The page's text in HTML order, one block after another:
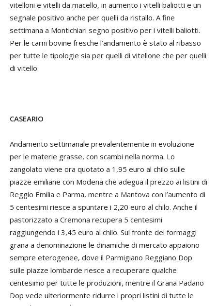
vitelloni e vitelli da macello, in aumento i vitelli baliotti e un
segnale positivo anche per quelli da ristallo. A fine
settimana a Montichiari segno positivo per i vitelli baliotti.
Per le carni bovine fresche l’andamento è stato al ribasso
per tutte le tipologie sia per quelli di vitellone che per quelli
di vitello.
CASEARIO
Andamento settimanale prevalentemente in evoluzione
per le materie grasse, con scambi nella norma. Lo
zangolato viene ora quotato a 1,95 euro al chilo sulle
piazze emiliane con Modena che adegua il prezzo ai listini di
Reggio Emilia e Parma, mentre a Mantova con l’aumento di
5 centesimi riesce a spuntare i 2,20 euro al chilo. Anche il
pastorizzato a Cremona recupera 5 centesimi
raggiungendo i 3,45 euro al chilo. Sul fronte dei formaggi
grana a denominazione le dinamiche di mercato appaiono
sempre eterogenee, dove il Parmigiano Reggiano Dop
sulle piazze lombarde riesce a recuperare qualche
centesimo per tutte le produzioni, mentre il Grana Padano
Dop vede ulteriormente ridurre i propri listini di tutte le